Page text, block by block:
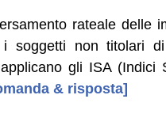
rateale delle
non titolari
gli ISA (Indici
& risposta]